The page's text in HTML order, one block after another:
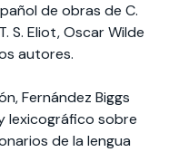
de obras de C.
S. Eliot, Oscar Wilde
autores.
Fernández Biggs
lexicográfico sobre
de la lengua